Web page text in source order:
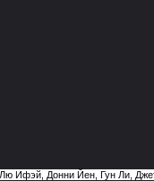
Ифэй, Донни Йен, Гун Ли,